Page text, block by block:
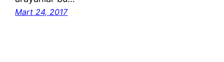
Mart 24, 2017